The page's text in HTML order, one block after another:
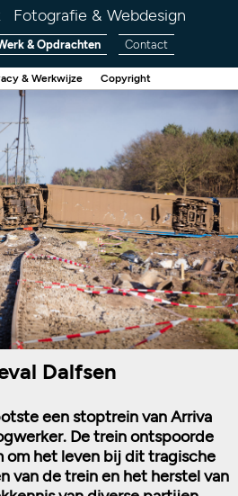
Fotografie & Webdesign
& Opdrachten Contact
& Werkwijze Copyright
Dalfsen
een stoptrein van Arriva
De trein ontspoorde
om het leven bij dit tragische
van de trein en het herstel van